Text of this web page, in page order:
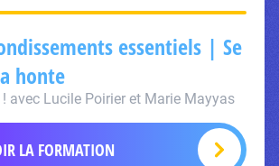
essentiels | Se
honte
avec Lucile Poirier et Marie Mayyas
LA FORMATION